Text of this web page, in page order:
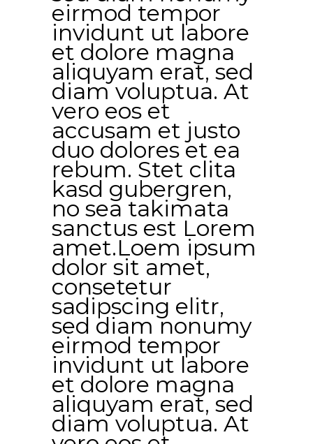
eirmod tempor
invidunt ut labore
et dolore magna
aliquyam erat, sed
diam voluptua. At
vero eos et
accusam et justo
duo dolores et ea
rebum. Stet clita
kasd gubergren,
no sea takimata
sanctus est Lorem
amet.Loem ipsum
dolor sit amet,
consetetur
sadipscing elitr,
sed diam nonumy
eirmod tempor
invidunt ut labore
et dolore magna
aliquyam erat, sed
diam voluptua. At